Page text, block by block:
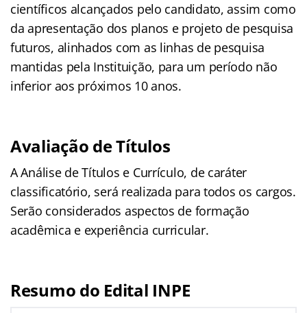
científicos alcançados pelo candidato, assim como
da apresentação dos planos e projeto de pesquisa
futuros, alinhados com as linhas de pesquisa
mantidas pela Instituição, para um período não
inferior aos próximos 10 anos.
Avaliação de Títulos
A Análise de Títulos e Currículo, de caráter
classificatório, será realizada para todos os cargos.
Serão considerados aspectos de formação
acadêmica e experiência curricular.
Resumo do Edital INPE